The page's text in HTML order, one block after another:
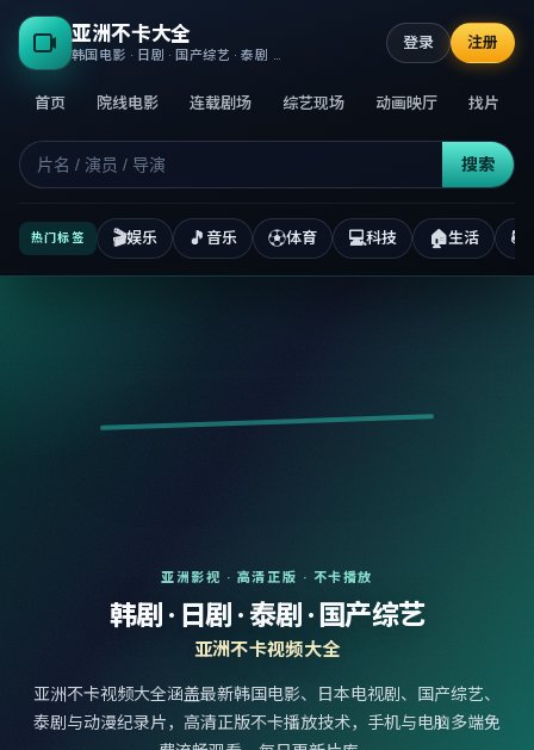
亚洲不卡大全
首页 院线电影 连载剧场 综艺现场 动画映厅 找片
搜索
登录 注册
热门标签 🎬娱乐 🎵 音乐 ⚽体育 💻科技 🏠生活 📚
亚洲影视 · 高清正版 · 不卡播放
韩剧 · 日剧 · 泰剧 · 国产综艺
亚洲不卡视频大全
亚洲不卡视频大全涵盖最新韩国电影、日本电视剧、国产综艺、
泰剧与动漫纪录片，高清正版不卡播放技术，手机与电脑多端免